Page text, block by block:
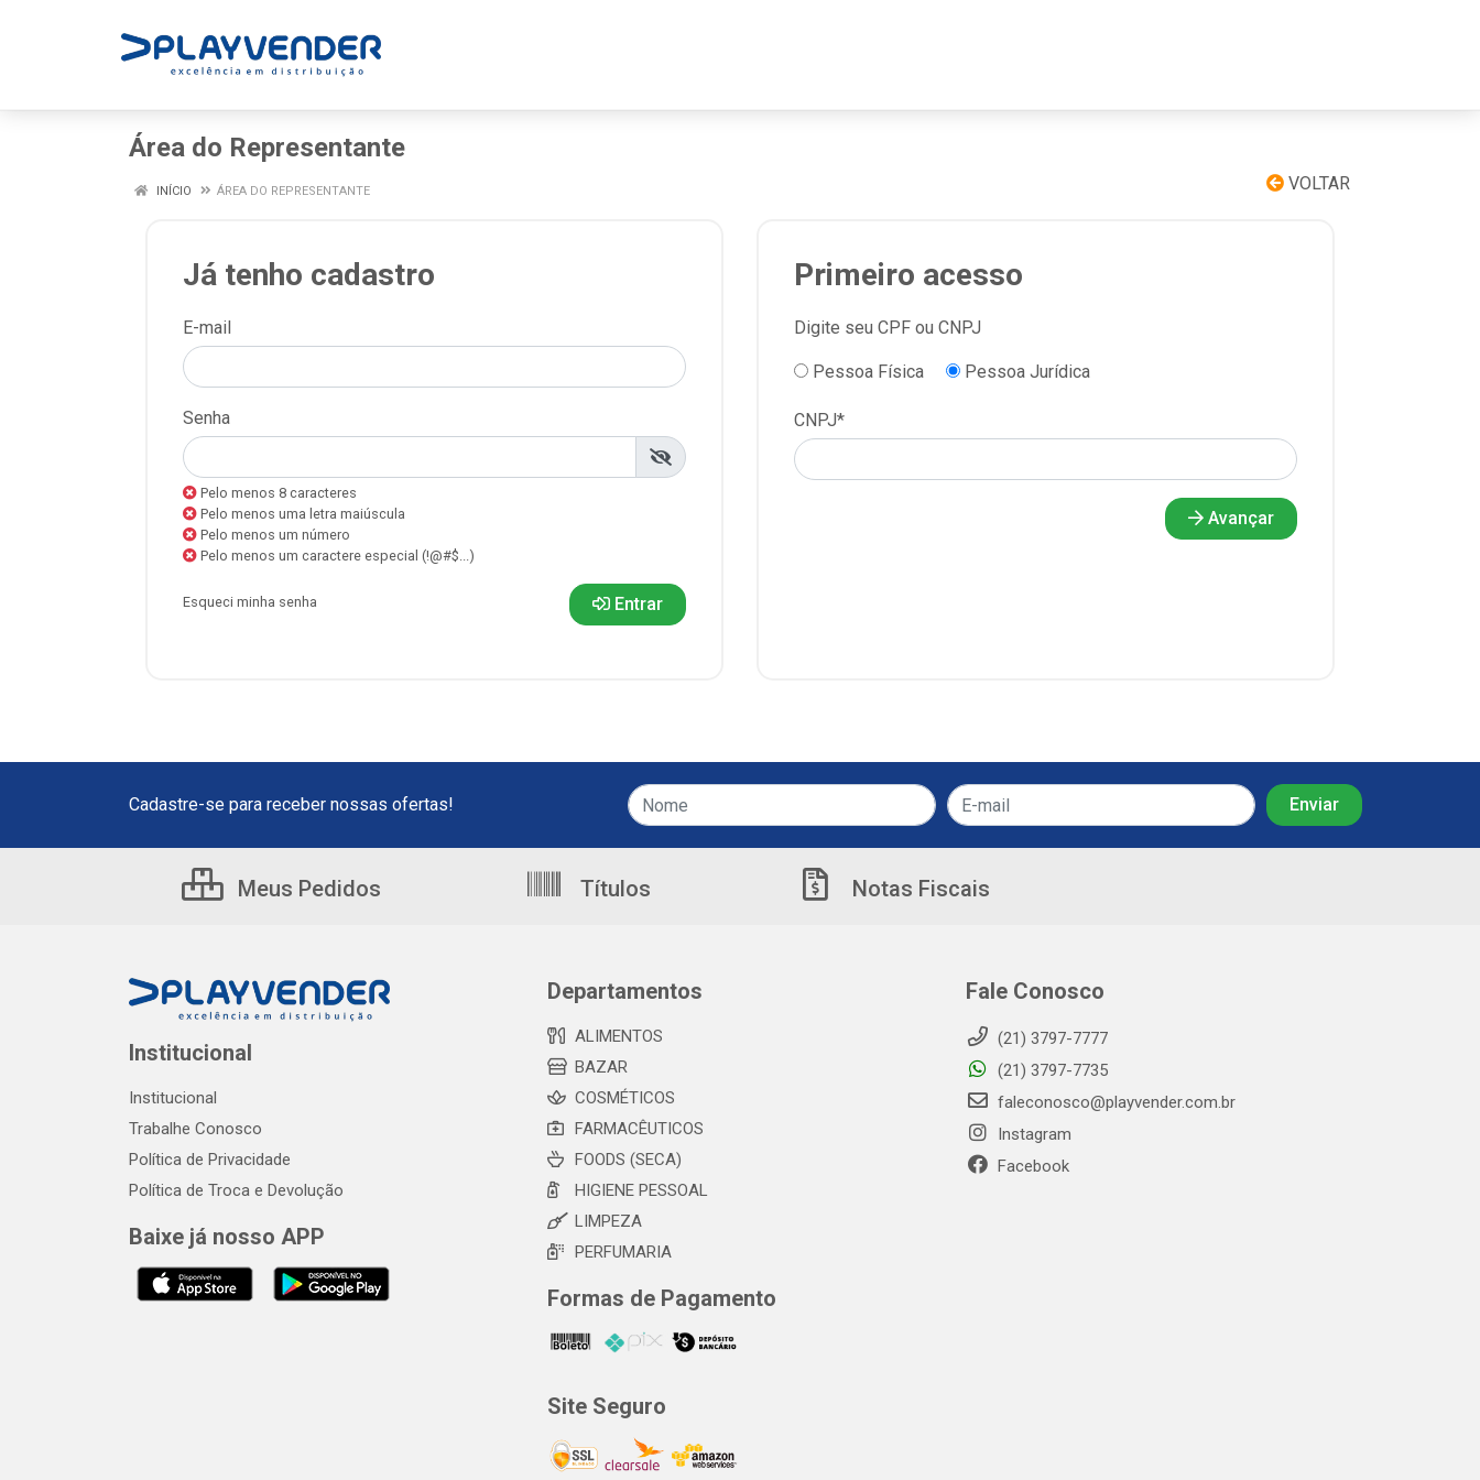
Área do Representante
VOLTAR
INÍCIO ÁREA DO REPRESENTANTE
Já tenho cadastro
E-mail
Senha
Pelo menos 8 caracteres
Pelo menos uma letra maiúscula
Pelo menos um número
Pelo menos um caractere especial (!@#$...)
Esqueci minha senha Entrar
Primeiro acesso
Digite seu CPF ou CNPJ
Pessoa Física Pessoa Jurídica
CNPJ*
Avançar
Cadastre-se para receber nossas ofertas!
Meus Pedidos Títulos Notas Fiscais
Institucional
Institucional
Trabalhe Conosco
Política de Privacidade
Política de Troca e Devolução
Baixe já nosso APP
Departamentos
ALIMENTOS
BAZAR
COSMÉTICOS
FARMACÊUTICOS
FOODS (SECA)
HIGIENE PESSOAL
LIMPEZA
PERFUMARIA
Formas de Pagamento
Site Seguro
Fale Conosco
(21) 3797-7777
(21) 3797-7735
faleconosco@playvender.com.br
Instagram
Facebook